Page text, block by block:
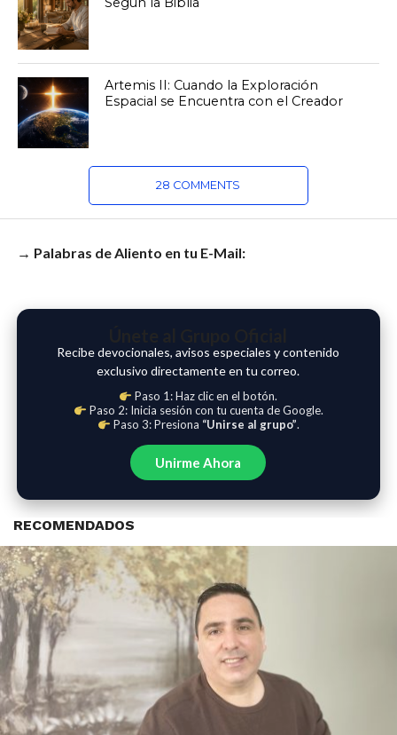
Artemis II: Cuando la Exploración
Espacial se Encuentra con el Creador
28 COMMENTS
→ Palabras de Aliento en tu E-Mail:
Recibe devocionales, avisos especiales y contenido
exclusivo directamente en tu correo.
Paso 1: Haz clic en el botón.
Paso 2: Inicia sesión con tu cuenta de Google.
Paso 3: Presiona “Unirse al grupo”.
Unirme Ahora
RECOMENDADOS